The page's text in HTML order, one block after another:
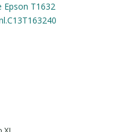
T1632
C13T163240